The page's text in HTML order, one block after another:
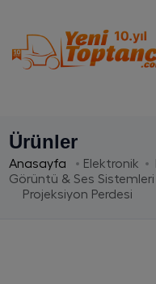
Ürünler
Anasayfa Elektronik
Görüntü & Ses Sistemleri
Projeksiyon Perdesi